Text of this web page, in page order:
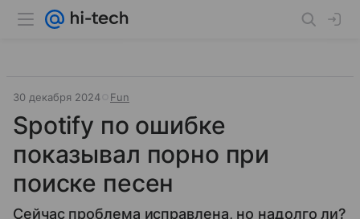
30 декабря 2024 Fun
Spotify по ошибке
показывал порно при
поиске песен
Сейчас проблема исправлена, но надолго ли?